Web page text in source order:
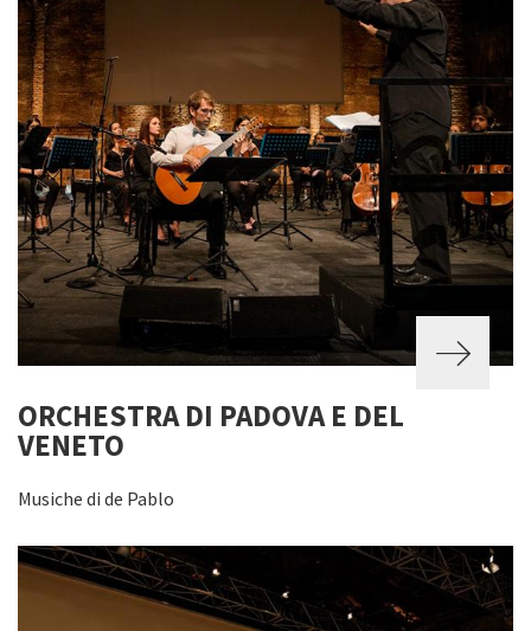
ORCHESTRA DI PADOVA E DEL
VENETO
Musiche di de Pablo